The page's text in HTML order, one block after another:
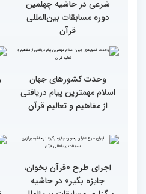
سوم اسفند، نتایج مرحله
نهایی جشنواره تلاوت‌های
تقلیدی در بخش غیر
حضوری اعلام می‌شود
استقبال کم‌نظیر مردم از
غرفه پاسخگویی به سوالات
دوره مسابقات بین‌المللی
قرآن